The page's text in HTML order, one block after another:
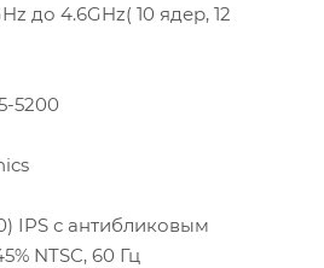
до 4.6GHz( 10 ядер, 12
5200
IPS с антибликовым
NTSC, 60 Гц